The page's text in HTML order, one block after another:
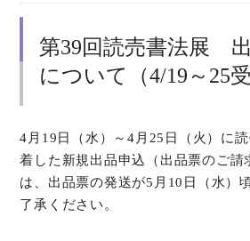
第39回読売書法展
について（4/19～25受
4月19日（水）～4月25日（火）に
着した新規出品申込（出品票のご請
は、出品票の発送が5月10日（水）
了承ください。